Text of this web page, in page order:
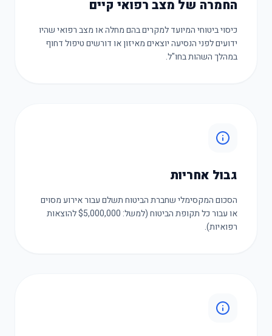
החמרה של מצב רפואי קיים
כיסוי ביטוחי המיועד למקרים בהם מחלה או מצב רפואי שהיו
ידועים לפני הנסיעה יוצאים מאיזון או דורשים טיפול דחוף
במהלך השהות בחו"ל.
גבול אחריות
הסכום המקסימלי שחברת הביטוח תשלם עבור אירוע מסוים
או עבור כל תקופת הביטוח (למשל: $5,000,000 להוצאות
רפואיות).